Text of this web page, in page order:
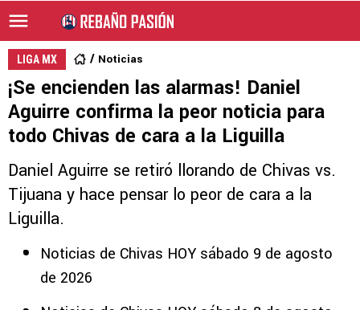
LIGA MX Noticias
¡Se encienden las alarmas! Daniel
Aguirre confirma la peor noticia para
todo Chivas de cara a la Liguilla
Daniel Aguirre se retiró llorando de Chivas vs.
Tijuana y hace pensar lo peor de cara a la
Liguilla.
Noticias de Chivas HOY sábado 9 de agosto
de 2026